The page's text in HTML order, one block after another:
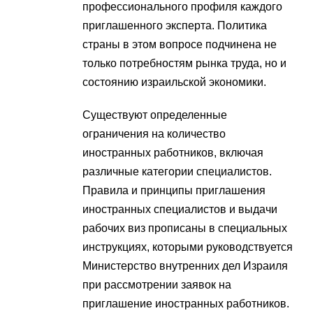
профессионального профиля каждого
приглашенного эксперта. Политика
страны в этом вопросе подчинена не
только потребностям рынка труда, но и
состоянию израильской экономики.
Существуют определенные
ограничения на количество
иностранных работников, включая
различные категории специалистов.
Правила и принципы приглашения
иностранных специалистов и выдачи
рабочих виз прописаны в специальных
инструкциях, которыми руководствуется
Министерство внутренних дел Израиля
при рассмотрении заявок на
приглашение иностранных работников.